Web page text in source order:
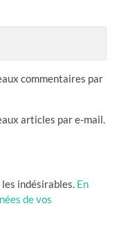
commentaires par
articles par e-mail.
indésirables. En
de vos